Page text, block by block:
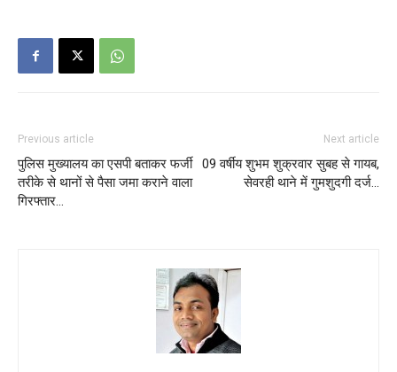
Previous article
पुलिस मुख्यालय का एसपी बताकर फर्जी
तरीके से थानों से पैसा जमा कराने वाला
गिरफ्तार…
Next article
09 वर्षीय शुभम शुक्रवार सुबह से गायब,
सेवरही थाने में गुमशुदगी दर्ज…